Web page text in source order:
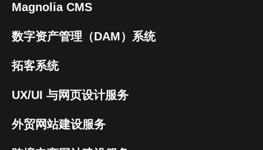
Magnolia CMS
数字资产管理（DAM）系统
拓客系统
UX/UI 与网页设计服务
外贸网站建设服务